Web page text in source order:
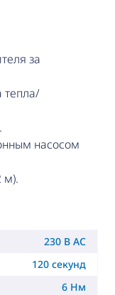
за
тепла/
насосом
м).
230 В AC
120 секунд
6 Нм